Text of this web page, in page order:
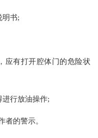
书;
有打开腔体门的危险状
行放油操作;
的警示。